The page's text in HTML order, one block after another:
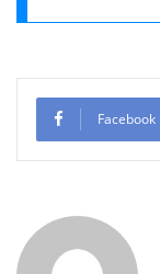
Facebook